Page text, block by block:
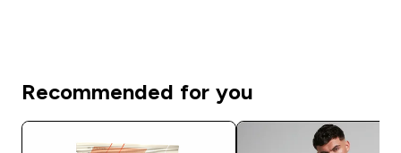
Recommended for you